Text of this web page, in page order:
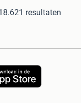
resultaten